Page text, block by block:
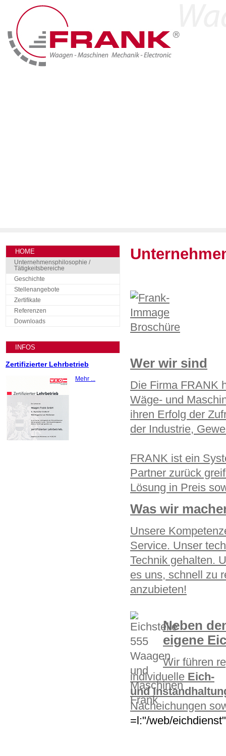
HOME
Unternehmensphilosophie /
Tätigkeitsbereiche
Geschichte
Stellenangebote
Zertifikate
Referenzen
Downloads
INFOS
Zertifizierter Lehrbetrieb
Mehr ...
Wer wir sind
Die Firma FRANK
Wäge- und
ihren Erfolg der
der Industrie,
FRANK ist ein
Partner zurück
Lösung in Preis
Was wir
Unsere
Service. Unser
Technik gehalten.
es uns, schnell zu
anzubieten!
Neben
eigene
Wir führen
individuelle Eich-
und
Nacheichungen
=l:"/web/